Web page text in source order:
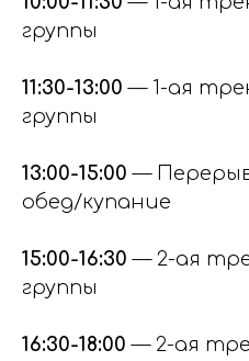
группы
11:30-13:00 — 1-ая
группы
13:00-15:00 —
обед/купание
15:00-16:30— 2-ая
группы
16:30-18:00 — 2-ая